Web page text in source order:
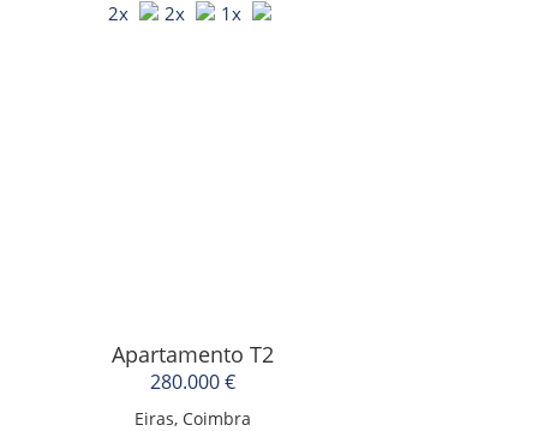
2x 2x 1x
Apartamento T2
280.000 €
Eiras, Coimbra